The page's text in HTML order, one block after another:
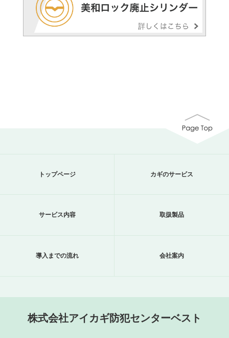
トップページ カギのサービス
サービス内容 取扱製品
導入までの流れ 会社案内
株式会社アイカギ防犯センターベスト